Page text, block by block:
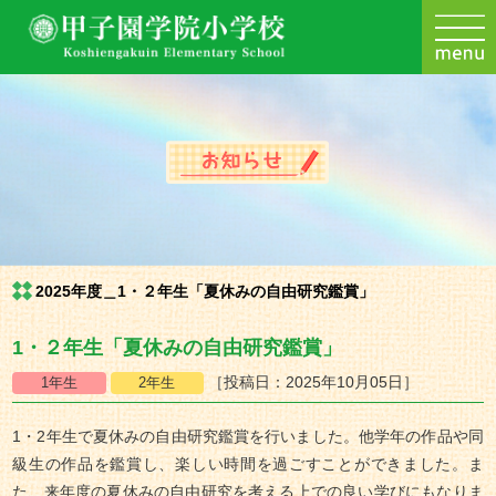
2025年度＿1・２年生「夏休みの自由研究鑑賞」
1・２年生「夏休みの自由研究鑑賞」
［投稿日：2025年10月05日］
1・2年生で夏休みの自由研究鑑賞を行いました。他学年の作品や同
級生の作品を鑑賞し、楽しい時間を過ごすことができました。ま
た、来年度の夏休みの自由研究を考える上での良い学びにもなりま